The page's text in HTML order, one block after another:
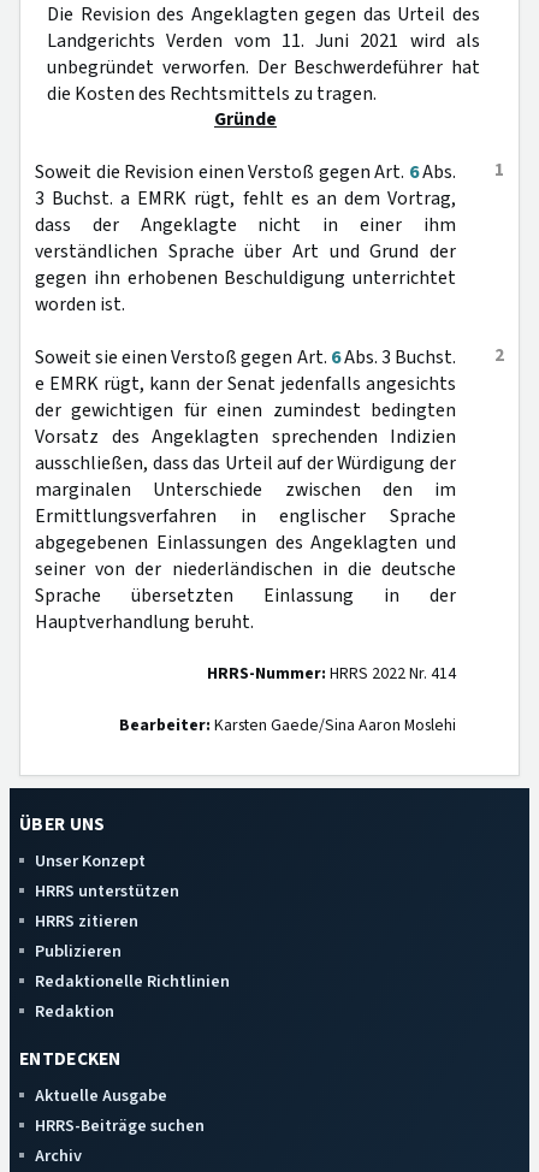
Die Revision des Angeklagten gegen das Urteil des
Landgerichts Verden vom 11. Juni 2021 wird als
unbegründet verworfen. Der Beschwerdeführer hat
die Kosten des Rechtsmittels zu tragen.
Gründe
1
Soweit die Revision einen Verstoß gegen Art. 6Abs.
3 Buchst. a EMRK rügt, fehlt es an dem Vortrag,
dass der Angeklagte nicht in einer ihm
verständlichen Sprache über Art und Grund der
gegen ihn erhobenen Beschuldigung unterrichtet
worden ist.
2
Soweit sie einen Verstoß gegen Art. 6Abs. 3 Buchst.
e EMRK rügt, kann der Senat jedenfalls angesichts
der gewichtigen für einen zumindest bedingten
Vorsatz des Angeklagten sprechenden Indizien
ausschließen, dass das Urteil auf der Würdigung der
marginalen Unterschiede zwischen den im
Ermittlungsverfahren in englischer Sprache
abgegebenen Einlassungen des Angeklagten und
seiner von der niederländischen in die deutsche
Sprache übersetzten Einlassung in der
Hauptverhandlung beruht.
HRRS-Nummer: HRRS 2022 Nr. 414
Bearbeiter: Karsten Gaede/Sina Aaron Moslehi
ÜBER UNS
Unser Konzept
HRRS unterstützen
HRRS zitieren
Publizieren
Redaktionelle Richtlinien
Redaktion
ENTDECKEN
Aktuelle Ausgabe
HRRS-Beiträge suchen
Archiv